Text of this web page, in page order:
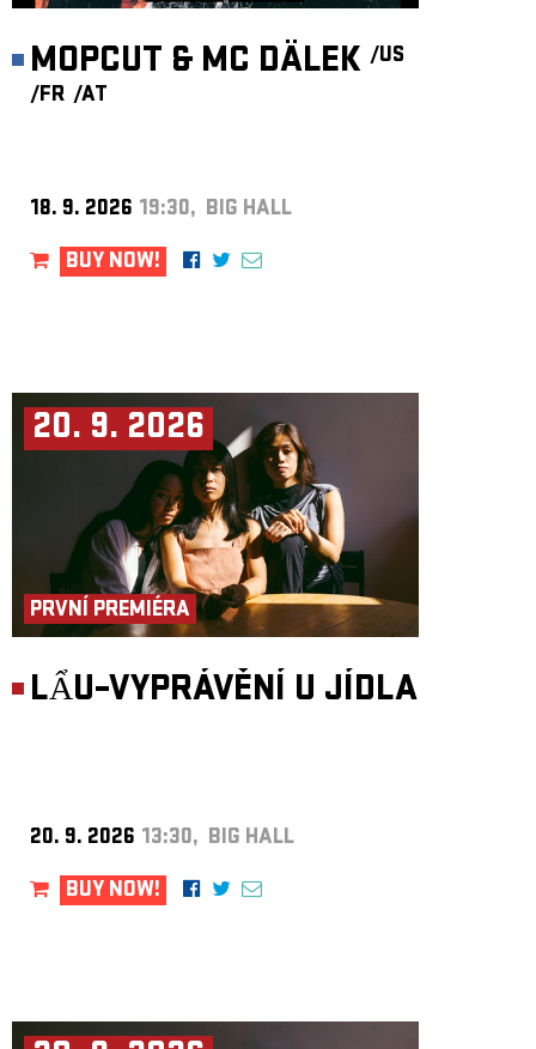
MOPCUT & MC DÄLEK /US
/FR /AT
18. 9. 2026 19:30, BIG HALL
BUY NOW!
20. 9. 2026
PRVNÍ PREMIÉRA
LẨU–VYPRÁVĚNÍ U JÍDLA
20. 9. 2026 13:30, BIG HALL
BUY NOW!